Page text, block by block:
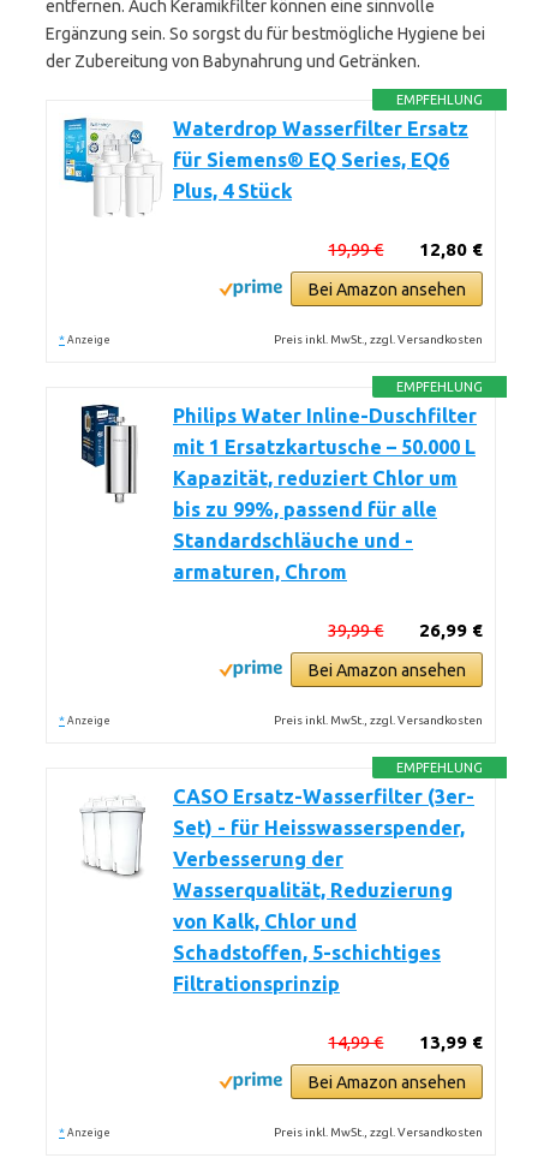
entfernen. Auch Keramikfilter können eine sinnvolle
Ergänzung sein. So sorgst du für bestmögliche Hygiene bei
der Zubereitung von Babynahrung und Getränken.
EMPFEHLUNG
Waterdrop Wasserfilter Ersatz
für Siemens® EQ Series, EQ6
Plus, 4 Stück
12,80 €
19,99 €
Bei Amazon ansehen
* Anzeige Preis inkl. MwSt., zzgl. Versandkosten
EMPFEHLUNG
Philips Water Inline-Duschfilter
mit 1 Ersatzkartusche – 50.000 L
Kapazität, reduziert Chlor um
bis zu 99%, passend für alle
Standardschläuche und -
armaturen, Chrom
26,99 €
39,99 €
Bei Amazon ansehen
* Anzeige Preis inkl. MwSt., zzgl. Versandkosten
EMPFEHLUNG
CASO Ersatz-Wasserfilter (3er-
Set) - für Heisswasserspender,
Verbesserung der
Wasserqualität, Reduzierung
von Kalk, Chlor und
Schadstoffen, 5-schichtiges
Filtrationsprinzip
13,99 €
14,99 €
Bei Amazon ansehen
* Anzeige Preis inkl. MwSt., zzgl. Versandkosten